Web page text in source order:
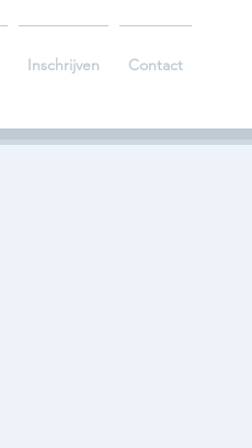
Inschrijven Contact